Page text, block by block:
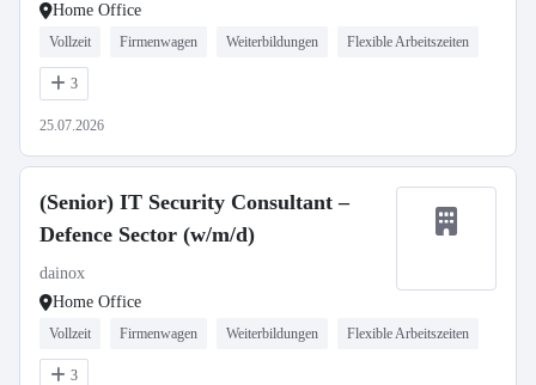
Home Office
Vollzeit Firmenwagen Weiterbildungen Flexible Arbeitszeiten
3
25.07.2026
(Senior) IT Security Consultant –
Defence Sector (w/m/d)
dainox
Home Office
Vollzeit Firmenwagen Weiterbildungen Flexible Arbeitszeiten
3